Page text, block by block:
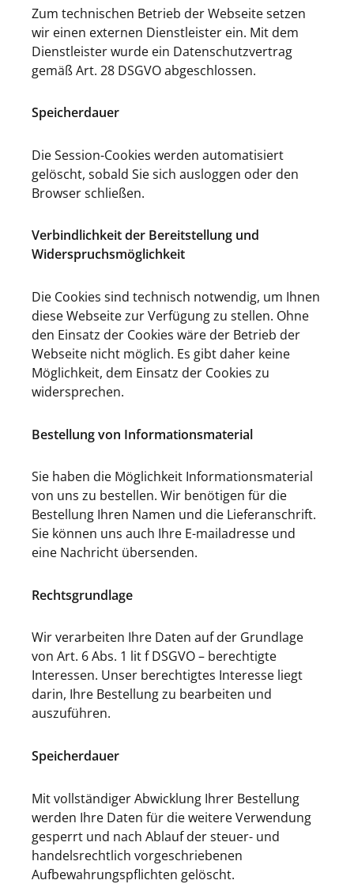
Zum technischen Betrieb der Webseite setzen
wir einen externen Dienstleister ein. Mit dem
Dienstleister wurde ein Datenschutzvertrag
gemäß Art. 28 DSGVO abgeschlossen.
Speicherdauer
Die Session-Cookies werden automatisiert
gelöscht, sobald Sie sich ausloggen oder den
Browser schließen.
Verbindlichkeit der Bereitstellung und
Widerspruchsmöglichkeit
Die Cookies sind technisch notwendig, um Ihnen
diese Webseite zur Verfügung zu stellen. Ohne
den Einsatz der Cookies wäre der Betrieb der
Webseite nicht möglich. Es gibt daher keine
Möglichkeit, dem Einsatz der Cookies zu
widersprechen.
Bestellung von Informationsmaterial
Sie haben die Möglichkeit Informationsmaterial
von uns zu bestellen. Wir benötigen für die
Bestellung Ihren Namen und die Lieferanschrift.
Sie können uns auch Ihre E-mailadresse und
eine Nachricht übersenden.
Rechtsgrundlage
Wir verarbeiten Ihre Daten auf der Grundlage
von Art. 6 Abs. 1 lit f DSGVO – berechtigte
Interessen. Unser berechtigtes Interesse liegt
darin, Ihre Bestellung zu bearbeiten und
auszuführen.
Speicherdauer
Mit vollständiger Abwicklung Ihrer Bestellung
werden Ihre Daten für die weitere Verwendung
gesperrt und nach Ablauf der steuer- und
handelsrechtlich vorgeschriebenen
Aufbewahrungspflichten gelöscht.